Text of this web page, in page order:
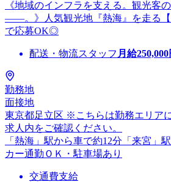
《地域のインフラを支える。観光客
――。》人気観光地『熱海』を走る
で応募OK◎
配送・物流スタッフ 月給250,000
勤務地
面接地
東京都足立区 ※こちらは勤務エリア
求人内をご確認ください。
「熱海」駅から車で約12分「来宮」
カー通勤ＯＫ・駐車場あり
交通費支給